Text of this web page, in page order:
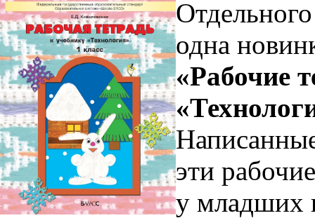
одна
«Рабочие
эти
у младших